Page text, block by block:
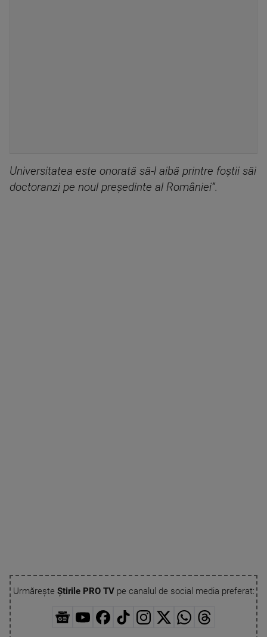
Universitatea este onorată să-l aibă printre foștii săi
doctoranzi pe noul președinte al României”.
Urmărește Știrile PRO TVpe canalul de social media preferat: